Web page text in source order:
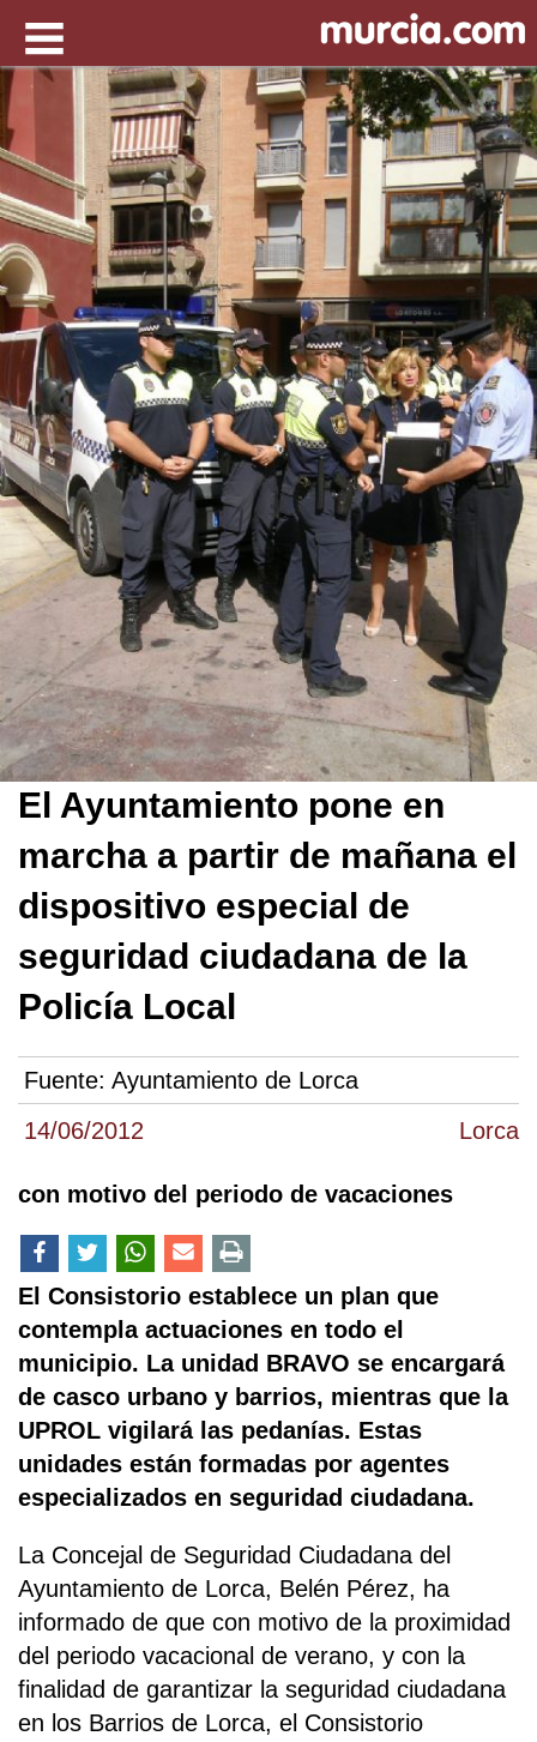
14/06/2012 Lorca
El Ayuntamiento pone en
marcha a partir de mañana el
dispositivo especial de
seguridad ciudadana de la
Policía Local
Fuente: Ayuntamiento de Lorca
con motivo del periodo de vacaciones
El Consistorio establece un plan que
contempla actuaciones en todo el
municipio. La unidad BRAVO se encargará
de casco urbano y barrios, mientras que la
UPROL vigilará las pedanías. Estas
unidades están formadas por agentes
especializados en seguridad ciudadana.
La Concejal de Seguridad Ciudadana del
Ayuntamiento de Lorca, Belén Pérez, ha
informado de que con motivo de la proximidad
del periodo vacacional de verano, y con la
finalidad de garantizar la seguridad ciudadana
en los Barrios de Lorca, el Consistorio